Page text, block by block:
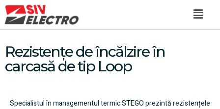
Rezistențe de încălzire în
carcasă de tip Loop
Specialistul în managementul termic STEGO prezintă rezistențele